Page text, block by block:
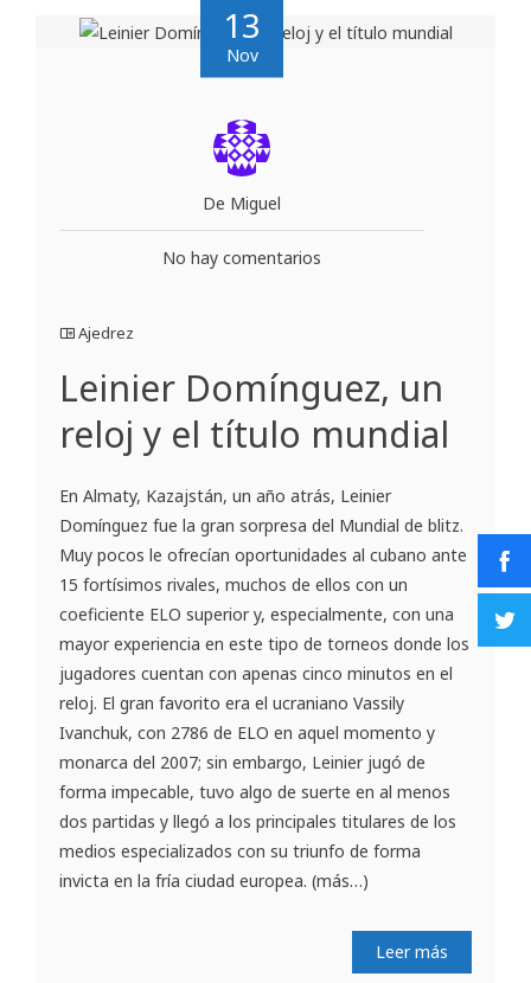
13
Nov
De Miguel
No hay comentarios
Ajedrez
Leinier Domínguez, un
reloj y el título mundial
En Almaty, Kazajstán, un año atrás, Leinier
Domínguez fue la gran sorpresa del Mundial de blitz.
Muy pocos le ofrecían oportunidades al cubano ante
15 fortísimos rivales, muchos de ellos con un
coeficiente ELO superior y, especialmente, con una
mayor experiencia en este tipo de torneos donde los
jugadores cuentan con apenas cinco minutos en el
reloj. El gran favorito era el ucraniano Vassily
Ivanchuk, con 2786 de ELO en aquel momento y
monarca del 2007; sin embargo, Leinier jugó de
forma impecable, tuvo algo de suerte en al menos
dos partidas y llegó a los principales titulares de los
medios especializados con su triunfo de forma
invicta en la fría ciudad europea. (más…)
Leer más